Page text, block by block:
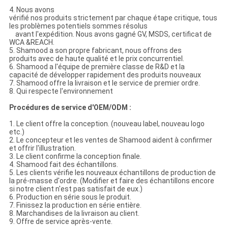
4. Nous avons
vérifié nos produits strictement par chaque étape critique, tous
les problèmes potentiels sommes résolus
avant l'expédition. Nous avons gagné GV, MSDS, certificat de
WCA &REACH.
5. Shamood a son propre fabricant, nous offrons des
produits avec de haute qualité et le prix concurrentiel.
6. Shamood a l'équipe de première classe de R&D et la
capacité de développer rapidement des produits nouveaux
7. Shamood offre la livraison et le service de premier ordre.
8. Qui respecte l'environnement
Procédures de service d'OEM/ODM :
1. Le client offre la conception. (nouveau label, nouveau logo
etc.)
2. Le concepteur et les ventes de Shamood aident à confirmer
et offrir l'illustration.
3. Le client confirme la conception finale.
4. Shamood fait des échantillons.
5. Les clients vérifie les nouveaux échantillons de production de
la pré-masse d'ordre. (Modifier et faire des échantillons encore
si notre client n'est pas satisfait de eux.)
6. Production en série sous le produit.
7. Finissez la production en série entière.
8. Marchandises de la livraison au client.
9. Offre de service après-vente.